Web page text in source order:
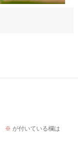
※ が付いている欄は